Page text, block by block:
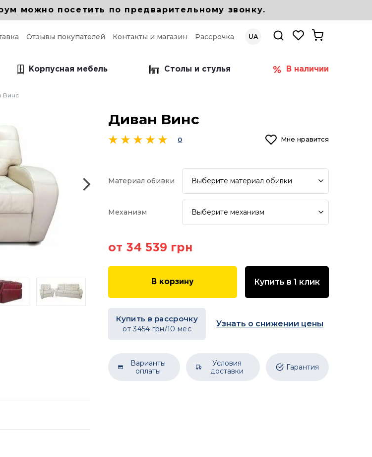
можно посетить по предварительному звонку.
Отзывы покупателей Контакты и магазин Рассрочка UA
Корпусная мебель Столы и стулья В наличии
Винс
Диван Винс
0 Мне нравится
Материал обивки Выберите материал обивки
Механизм Выберите механизм
от 34 539 грн
В корзину Купить в 1 клик
Купить в рассрочку
от3454 грн/10 мес
Узнать о снижении цены
Варианты
оплаты
Условия
доставки
Гарантия